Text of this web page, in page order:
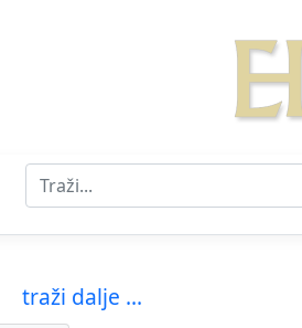
traži dalje ...